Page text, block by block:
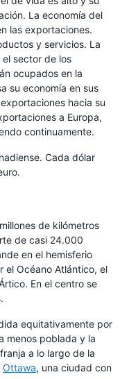
La economía del
las exportaciones.
y servicios. La
sector de los
ocupados en la
su economía en sus
hacia su
a Europa,
continuamente.
Cada dólar
de kilómetros
de casi 24.000
en el hemisferio
el Océano Atlántico, el
En el centro se
equitativamente por
menos poblada y la
a lo largo de la
Ottawa, una ciudad con